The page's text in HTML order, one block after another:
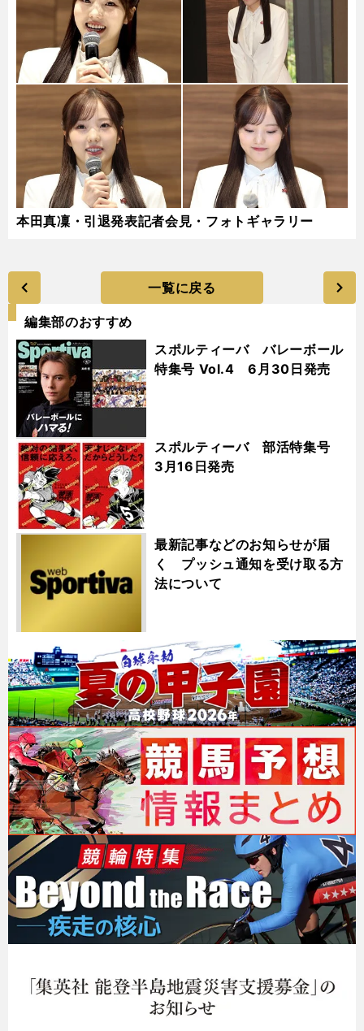
本田真凜・引退発表記者会見・フォトギャラリー
一覧に戻る
編集部のおすすめ
スポルティーバ バレーボール
特集号 Vol.4 6月30日発売
スポルティーバ 部活特集号
3月16日発売
最新記事などのお知らせが届
く プッシュ通知を受け取る方
法について